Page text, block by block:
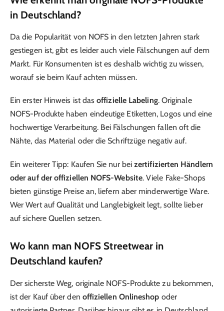
in Deutschland?
Da die Popularität von NOFS in den letzten Jahren stark
gestiegen ist, gibt es leider auch viele Fälschungen auf dem
Markt. Für Konsumenten ist es deshalb wichtig zu wissen,
worauf sie beim Kauf achten müssen.
Ein erster Hinweis ist dasoffizielle Labeling. Originale
NOFS-Produkte haben eindeutige Etiketten, Logos und eine
hochwertige Verarbeitung. Bei Fälschungen fallen oft die
Nähte, das Material oder die Schriftzüge negativ auf.
Ein weiterer Tipp: Kaufen Sie nur beizertifizierten Händlern
oder auf der offiziellen NOFS-Website. Viele Fake-Shops
bieten günstige Preise an, liefern aber minderwertige Ware.
Wer Wert auf Qualität und Langlebigkeit legt, sollte lieber
auf sichere Quellen setzen.
Wo kann man NOFS Streetwear in
Deutschland kaufen?
Der sicherste Weg, originale NOFS-Produkte zu bekommen,
ist der Kauf über den offiziellen Onlineshop oder